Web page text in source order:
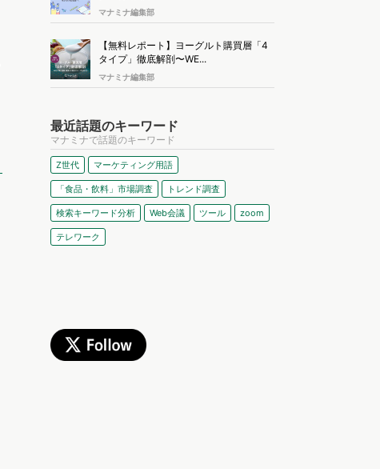
マナミナ編集部
【無料レポート】ヨーグルト購買層「4
タイプ」徹底解剖〜WE...
マナミナ編集部
最近話題のキーワード
マナミナで話題のキーワード
Z世代 マーケティング用語
「食品・飲料」市場調査 トレンド調査
検索キーワード分析 Web会議 ツール zoom
テレワーク